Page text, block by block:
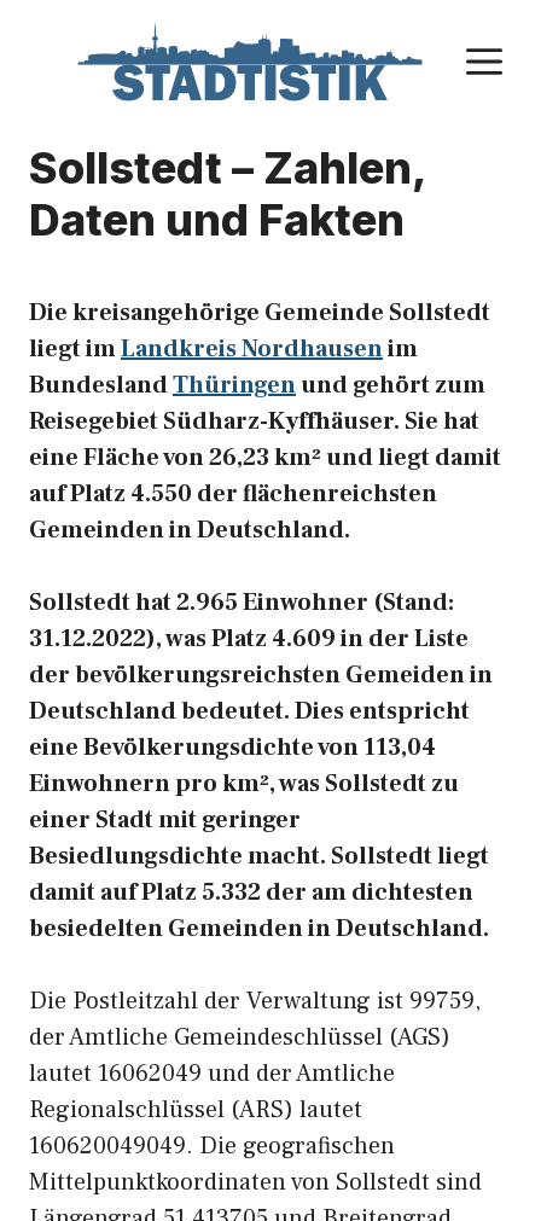
Sollstedt – Zahlen,
Daten und Fakten
Die kreisangehörige Gemeinde Sollstedt
liegt imLandkreis Nordhausenim
BundeslandThüringenund gehört zum
Reisegebiet Südharz-Kyffhäuser. Sie hat
eine Fläche von 26,23 km² und liegt damit
auf Platz 4.550 der flächenreichsten
Gemeinden in Deutschland.
Sollstedt hat 2.965 Einwohner (Stand:
31.12.2022), was Platz 4.609 in der Liste
der bevölkerungsreichsten Gemeiden in
Deutschland bedeutet. Dies entspricht
eine Bevölkerungsdichte von 113,04
Einwohnern pro km², was Sollstedt zu
einer Stadt mit geringer
Besiedlungsdichte macht. Sollstedt liegt
damit auf Platz 5.332 der am dichtesten
besiedelten Gemeinden in Deutschland.
Die Postleitzahl der Verwaltung ist 99759,
der Amtliche Gemeindeschlüssel (AGS)
lautet 16062049 und der Amtliche
Regionalschlüssel (ARS) lautet
160620049049. Die geografischen
Mittelpunktkoordinaten von Sollstedt sind